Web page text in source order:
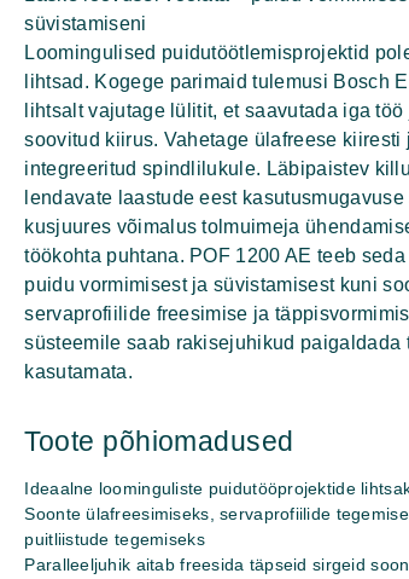
süvistamiseni
Loomingulised puidutöötlemisprojektid
lihtsad. Kogege parimaid tulemusi Bosch
lihtsalt vajutage lülitit, et saavutada iga
soovitud kiirus. Vahetage ülafreese kiiresti
integreeritud spindlilukule. Läbipaistev
lendavate laastude eest
kusjuures võimalus tolmuimeja
töökohta puhtana. POF 1200 AE teeb
puidu vormimisest ja süvistamisest kuni
servaprofiilide freesimise ja
süsteemile saab rakisejuhikud paigaldada
kasutamata.
Toote põhiomadused
Ideaalne loominguliste puidutööprojektide
Soonte ülafreesimiseks, servaprofiilide
puitliistude tegemiseks
Paralleeljuhik aitab freesida täpseid sirgeid